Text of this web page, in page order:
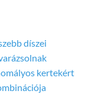
díszei
kertekért